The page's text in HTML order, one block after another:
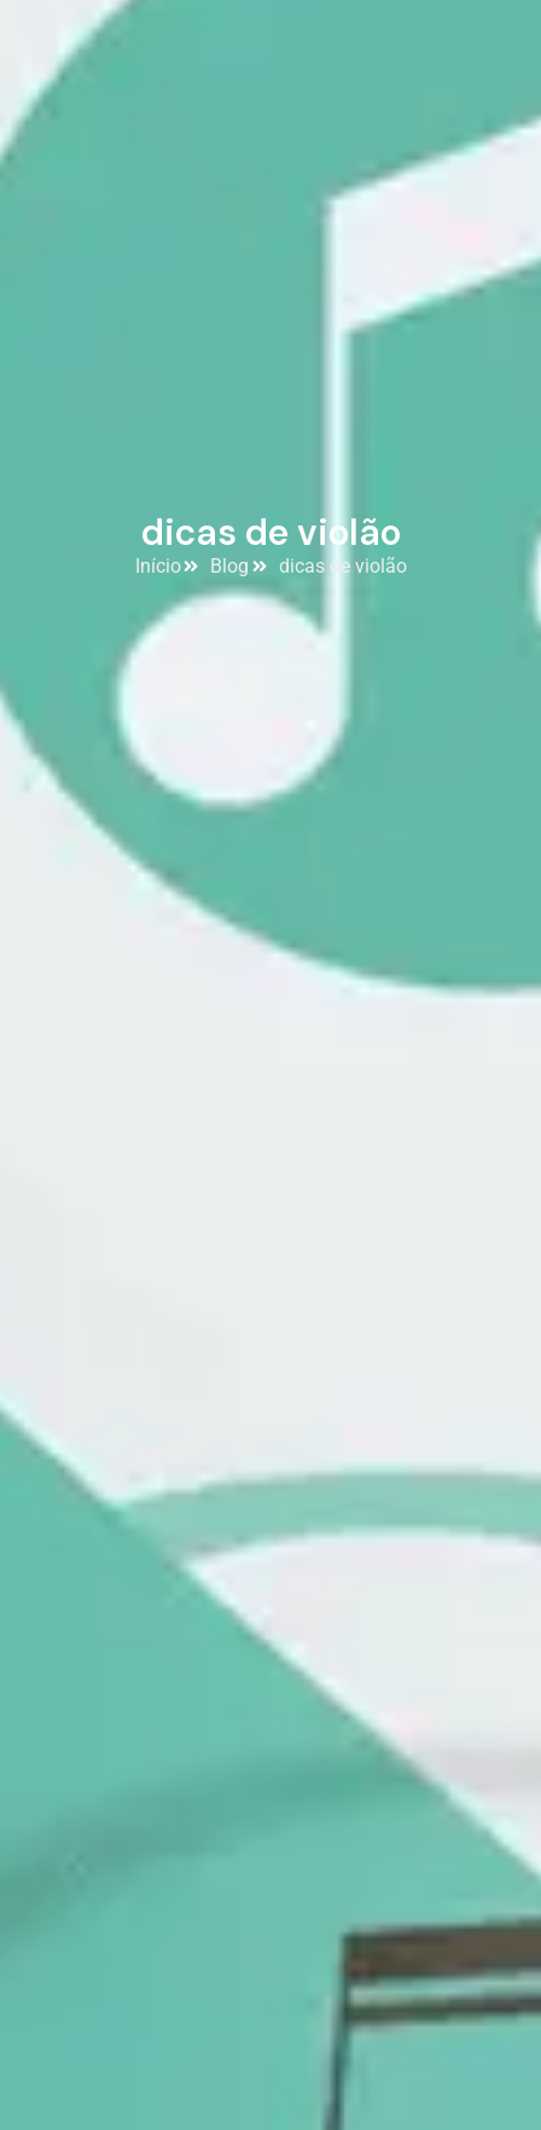
dicas de violão
Início Blog dicas de violão